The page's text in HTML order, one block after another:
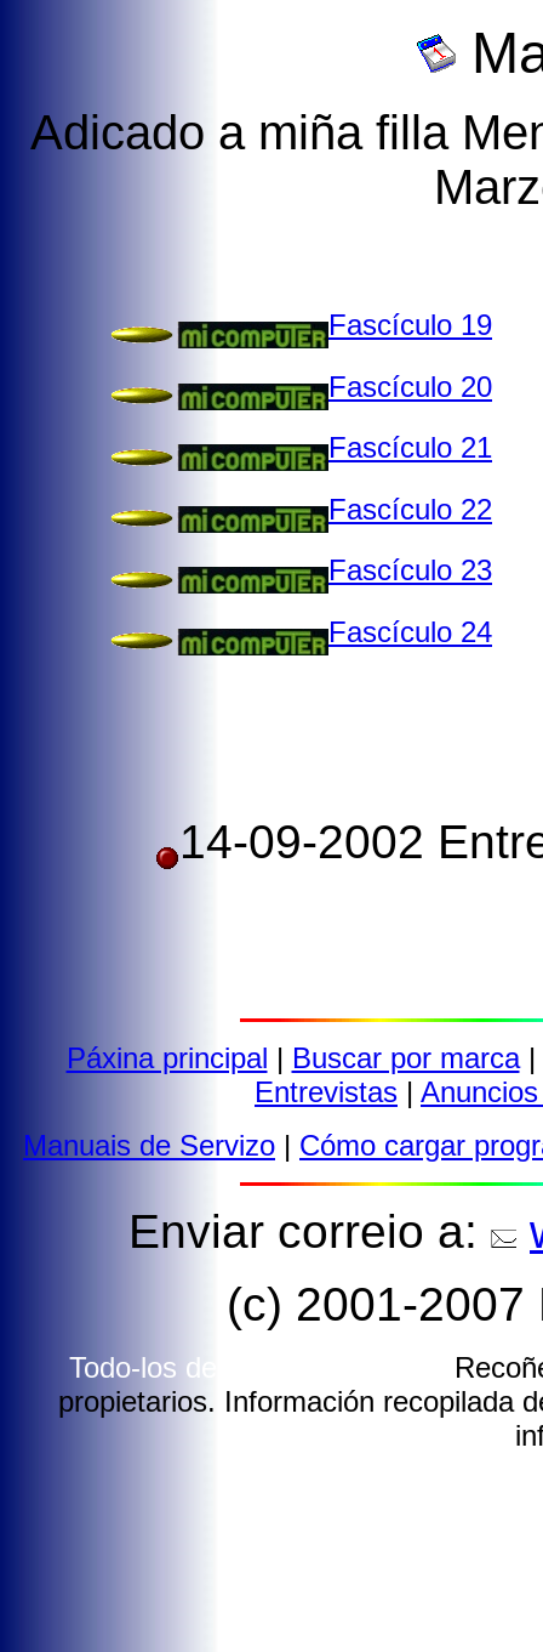
Adicado a miña filla
Fascículo 19
Fascículo 20
Fascículo 21
Fascículo 22
Fascículo 23
Fascículo 24
14-09-2002
Páxina principal | Buscar por marca|
Entrevistas |
Manuais de Servizo | Cómo cargar
Enviar correio a:
(c) 2001-
Todo-los dereitos reservados.
propietarios. Información recopilada